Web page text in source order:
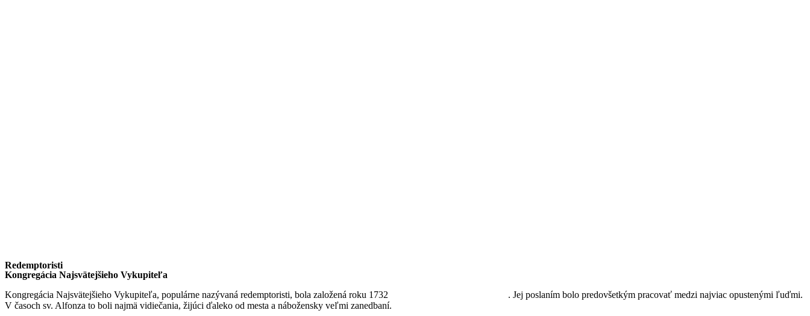
Redemptoristi
Kongregácia Najsvätejšieho Vykupiteľa
Kongregácia Najsvätejšieho Vykupiteľa, populárne nazývaná redemptoristi, bola založená roku 1732
. Jej poslaním bolo predovšetkým pracovať medzi najviac opustenými ľuďmi.
V časoch sv. Alfonza to boli najmä vidiečania, žijúci ďaleko od mesta a nábožensky veľmi zanedbaní.